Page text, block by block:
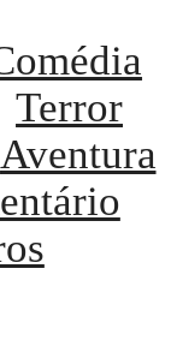
Terror
Aventura